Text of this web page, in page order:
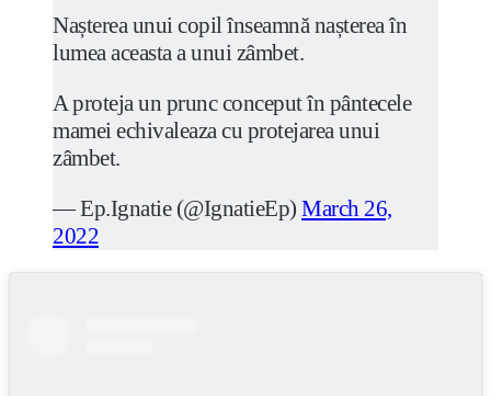
Nașterea unui copil înseamnă nașterea în
lumea aceasta a unui zâmbet.
A proteja un prunc conceput în pântecele
mamei echivaleaza cu protejarea unui
zâmbet.
— Ep.Ignatie (@IgnatieEp) March 26,
2022